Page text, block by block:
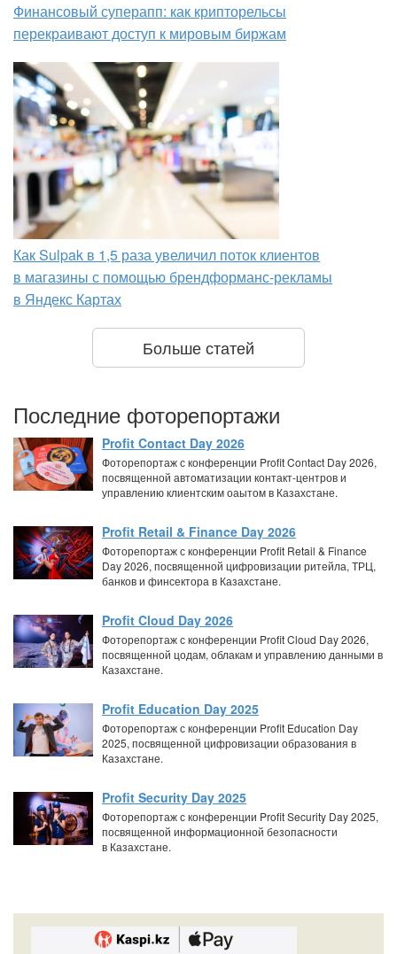
Финансовый суперапп: как крипторельсы
перекраивают доступ к мировым биржам
Как Sulpak в 1,5 раза увеличил поток клиентов
в магазины с помощью брендформанс-рекламы
в Яндекс Картах
Больше статей
Последние фоторепортажи
Profit Contact Day 2026
Фоторепортаж с конференции Profit Contact Day 2026,
посвященной автоматизации контакт-центров и
управлению клиентским оаытом в Казахстане.
Profit Retail & Finance Day 2026
Фоторепортаж с конференции Profit Retail & Finance
Day 2026, посвященной цифровизации ритейла, ТРЦ,
банков и финсектора в Казахстане.
Profit Cloud Day 2026
Фоторепортаж с конференции Profit Cloud Day 2026,
посвященной цодам, облакам и управлению данными в
Казахстане.
Profit Education Day 2025
Фоторепортаж с конференции Profit Education Day
2025, посвященной цифровизации образования в
Казахстане.
Profit Security Day 2025
Фоторепортаж с конференции Profit Security Day 2025,
посвященной информационной безопасности
в Казахстане.